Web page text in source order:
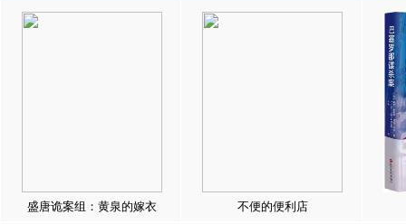
盛唐诡案组：黄泉的嫁衣 不便的便利店